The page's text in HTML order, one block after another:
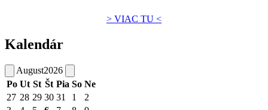
> VIAC TU <
Kalendár
August2026
Po Ut St Št Pia So Ne
27 28 29 30 31 1
2